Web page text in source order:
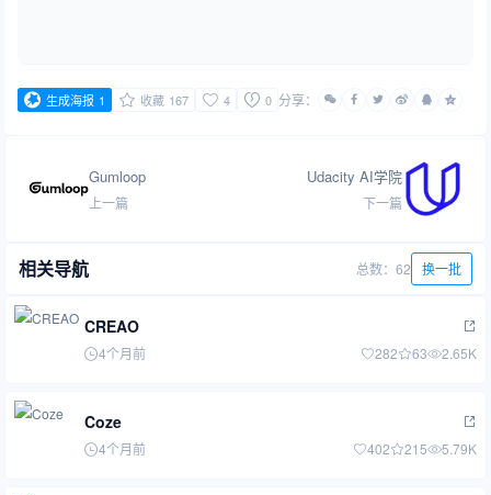
生成海报 1 收藏 167 4 0 分享：
Gumloop
上一篇
Udacity AI学院
下一篇
相关导航 总数：62 换一批
CREAO
4个月前 282 63 2.65K
Coze
4个月前 402 215 5.79K